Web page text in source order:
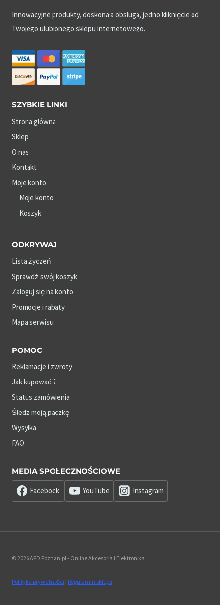
Innowacyjne produkty, doskonała obsługa, jedno kliknięcie od
Twojego ulubionego sklepu internetowego.
SZYBKIE LINKI
Strona główna
Sklep
O nas
Kontakt
Moje konto
Moje konto
Koszyk
ODKRYWAJ
Lista życzeń
Sprawdź swój koszyk
Zaloguj się na konto
Promocje i rabaty
Mapa serwisu
POMOC
Reklamacje i zwroty
Jak kupować ?
Status zamówienia
Śledź moją paczkę
Wysyłka
FAQ
MEDIA SPOŁECZNOŚCIOWE
Facebook YouTube Instagram
© 2026 APD Poznan.pl - Online Akcesoria i Elektronika
Polityka prywatności | Regulamin sklepu